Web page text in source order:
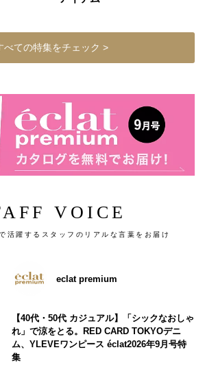
べての特集をチェック >
VOICE
躍するスタッフのリアルな言葉をお届け
eclat premium
【40代・50代 カジュアル】「シックなおしゃ
れ」で涼をとる。RED CARD TOKYOデニ
ム、YLEVEワンピース éclat2026年9月号特
集